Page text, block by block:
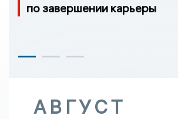
по завершении карьеры
АВГУСТ